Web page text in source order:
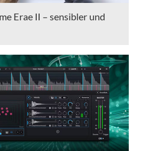
Erae II – sensibler und